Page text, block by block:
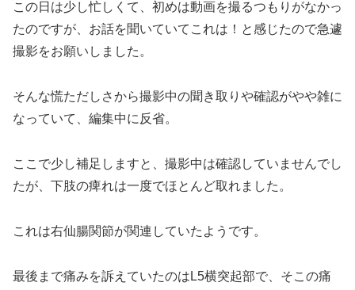
この日は少し忙しくて、初めは動画を撮るつもりがなかっ
たのですが、お話を聞いていてこれは！と感じたので急遽
撮影をお願いしました。
そんな慌ただしさから撮影中の聞き取りや確認がやや雑に
なっていて、編集中に反省。
ここで少し補足しますと、撮影中は確認していませんでし
たが、下肢の痺れは一度でほとんど取れました。
これは右仙腸関節が関連していたようです。
最後まで痛みを訴えていたのはL5横突起部で、そこの痛